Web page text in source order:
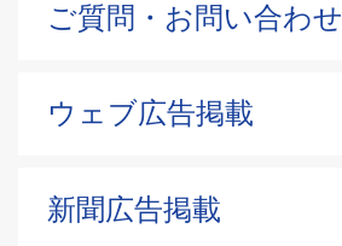
ご質問・お問い合わせ
ウェブ広告掲載
新聞広告掲載